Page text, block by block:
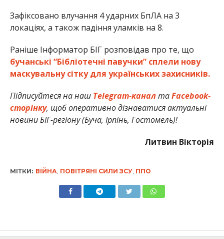
Зафіксовано влучання 4 ударних БпЛА на 3
локаціях, а також падіння уламків на 8.
Раніше Інформатор БІГ розповідав про те, що
бучанські “Бібліотечні павучки” сплели нову
маскувальну сітку для українських захисників.
Підписуйтеся на наш Telegram-каналтаFacebook-
сторінку, щоб оперативно дізнаватися актуальні
новини БІГ-регіону (Буча, Ірпінь, Гостомель)!
Литвин Вікторія
МІТКИ: ВІЙНА, ПОВІТРЯНІ СИЛИ ЗСУ, ППО